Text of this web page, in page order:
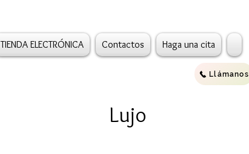
TIENDA ELECTRÓNICA Contactos Haga una cita
Llámanos
Lujo